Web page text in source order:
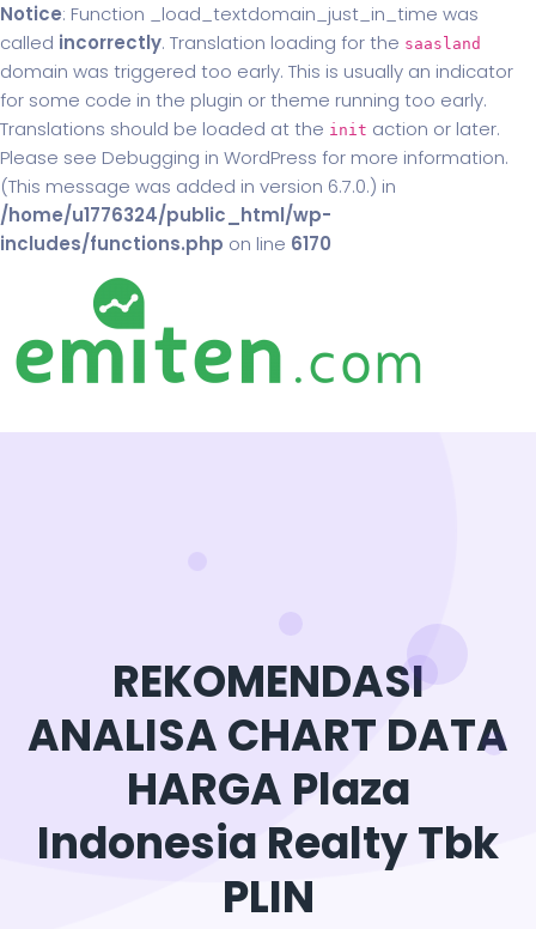
Notice: Function _load_textdomain_just_in_time was
called incorrectly. Translation loading for the saasland
domain was triggered too early. This is usually an indicator
for some code in the plugin or theme running too early.
Translations should be loaded at the init action or later.
Please see Debugging in WordPress for more information.
(This message was added in version 6.7.0.) in
/home/u1776324/public_html/wp-
includes/functions.php on line 6170
REKOMENDASI
ANALISA CHART DATA
HARGA Plaza
Indonesia Realty Tbk
PLIN